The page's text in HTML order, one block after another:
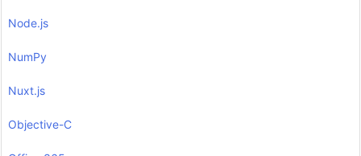
Node.js
NumPy
Nuxt.js
Objective-C